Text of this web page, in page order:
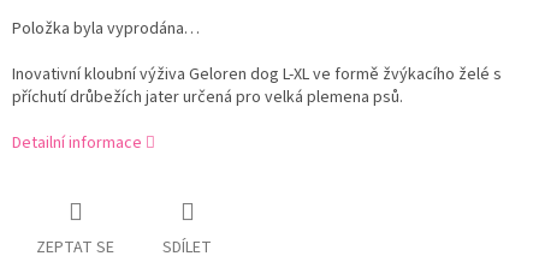
Položka byla vyprodána…
Inovativní kloubní výživa Geloren dog L-XL ve formě žvýkacího želé s
příchutí drůbežích jater určená pro velká plemena psů.
Detailní informace
ZEPTAT SE SDÍLET